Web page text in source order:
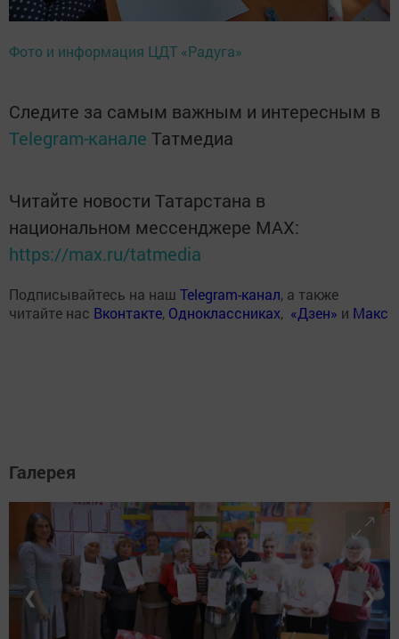
Фото и информация ЦДТ «Радуга»
Следите за самым важным и интересным в
Telegram-канале Татмедиа
Читайте новости Татарстана в
национальном мессенджере MАХ:
https://max.ru/tatmedia
Подписывайтесь на наш Telegram-канал, а также
читайте нас Вконтакте, Одноклассниках, «Дзен» и Макс
Галерея
❮ ❯